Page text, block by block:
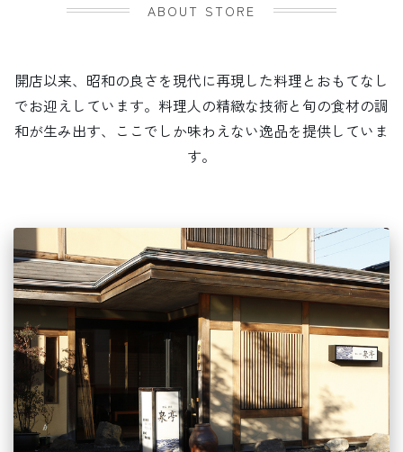
ABOUT STORE
開店以来、昭和の良さを現代に再現した料理とおもてなし
でお迎えしています。料理人の精緻な技術と旬の食材の調
和が生み出す、ここでしか味わえない逸品を提供していま
す。